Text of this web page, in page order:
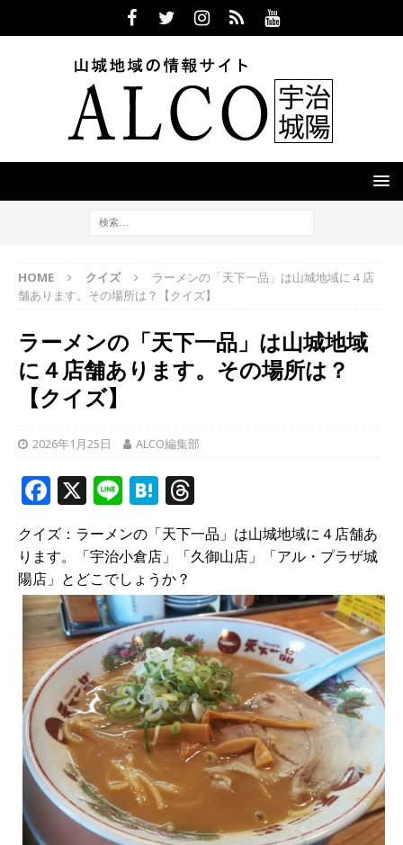
HOME クイズ
ラーメンの「天下一品」は山城地域に４店
舗あります。その場所は？【クイズ】
ラーメンの「天下一品」は山城地域
に４店舗あります。その場所は？
【クイズ】
2026年1月25日 ALCO編集部
F
a
c
e
b
o
o
k
X Li
n
e
H
at
e
n
a
h
r
e
a
d
s
クイズ：ラーメンの「天下一品」は山城地域に４店舗あ
ります。「宇治小倉店」「久御山店」「アル・プラザ城
陽店」とどこでしょうか？